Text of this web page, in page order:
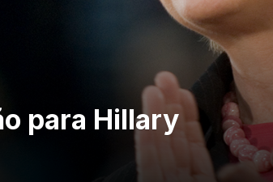
para Hillary